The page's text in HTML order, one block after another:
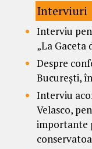
Interviuri
Interviu
„La Gaceta
Despre
București,
Interviu
Velasco,
importante